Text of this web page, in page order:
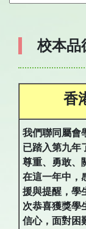
校本品
香
我們聯同屬會
已踏入第九年
尊重、勇敢、
在這一年中，
援與提醒，學
次恭喜獲獎學
信心，面對困